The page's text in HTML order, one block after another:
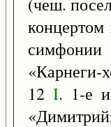
«Карнеги-
12 I. 1-е